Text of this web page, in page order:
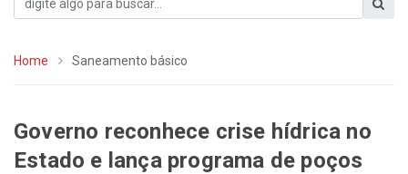
Home Saneamento básico
Governo reconhece crise hídrica no
Estado e lança programa de poços